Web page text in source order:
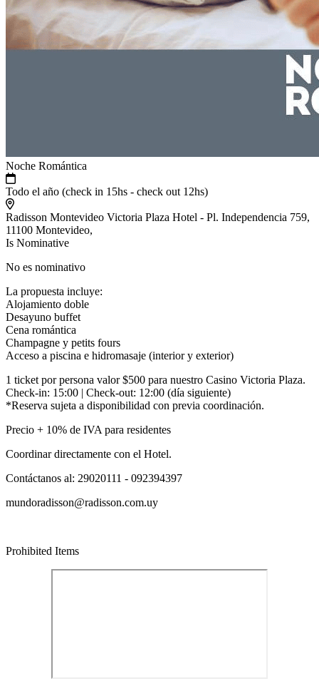
Noche Romántica
Todo el año (check in 15hs - check out 12hs)
Radisson Montevideo Victoria Plaza Hotel - Pl. Independencia 759,
11100 Montevideo,
Is Nominative
No es nominativo
La propuesta incluye:
Alojamiento doble
Desayuno buffet
Cena romántica
Champagne y petits fours
Acceso a piscina e hidromasaje (interior y exterior)
1 ticket por persona valor $500 para nuestro Casino Victoria Plaza.
Check-in: 15:00 | Check-out: 12:00 (día siguiente)
*Reserva sujeta a disponibilidad con previa coordinación.
Precio + 10% de IVA para residentes
Coordinar directamente con el Hotel.
Contáctanos al: 29020111 - 092394397
mundoradisson@radisson.com.uy
Prohibited Items